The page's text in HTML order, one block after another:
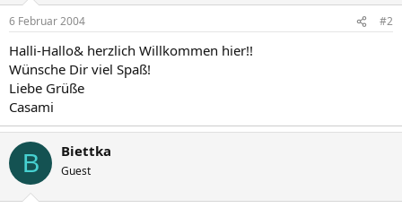
6 Februar 2004 #2
Halli-Hallo& herzlich Willkommen hier!!
Wünsche Dir viel Spaß!
Liebe Grüße
Casami
B Biettka
Guest